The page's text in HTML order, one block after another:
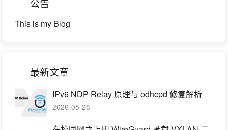
公告
This is my Blog
最新文章
IPv6 NDP Relay 原理与 odhcpd 修复解析
2026-05-28